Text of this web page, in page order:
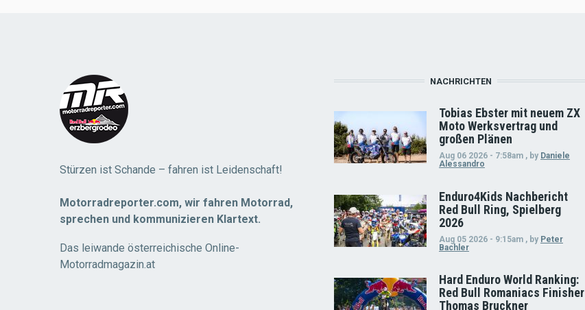
Stürzen ist Schande – fahren ist Leidenschaft!
Motorradreporter.com, wir fahren Motorrad,
sprechen und kommunizieren Klartext.
Das leiwande österreichische Online-
Motorradmagazin.at
NACHRICHTEN
Tobias Ebster mit neuem ZX
Moto Werksvertrag und
großen Plänen
Aug 06 2026 - 7:58am , by Daniele
Alessandro
Enduro4Kids Nachbericht
Red Bull Ring, Spielberg
2026
Aug 05 2026 - 9:15am , by Peter
Bachler
Hard Enduro World Ranking:
Red Bull Romaniacs Finisher
Thomas Bruckner